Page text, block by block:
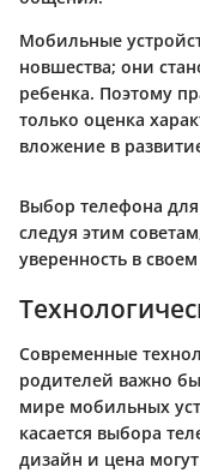
Мобильные
новшества; они
ребенка. Поэтому
только оценка
вложение в
Выбор телефона
следуя этим
уверенность в
Современные
родителей важно
мире мобильных
касается выбора
дизайн и цена